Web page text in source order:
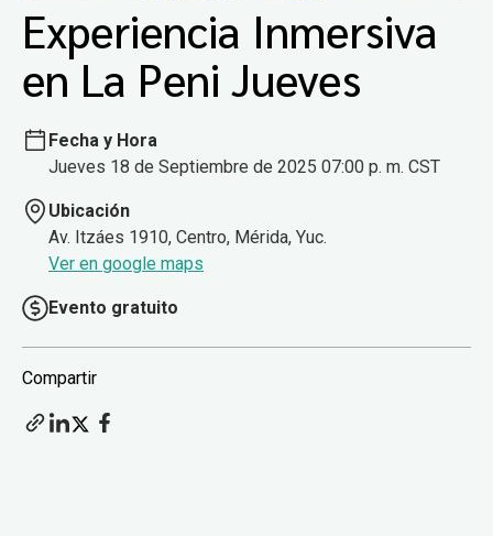
Experiencia Inmersiva
en La Peni Jueves
Fecha y Hora
Jueves 18 de Septiembre de 2025 07:00 p. m. CST
Ubicación
Av. Itzáes 1910, Centro, Mérida, Yuc.
Ver en google maps
Evento gratuito
Compartir